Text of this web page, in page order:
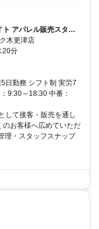
ト アパレル販売スタッ
木更津店
20分
日勤務 シフト制 実労7
9:30～18:30 中番：
して接客・販売を通し
お客様へ広めていただ
理・スタッフスナップ